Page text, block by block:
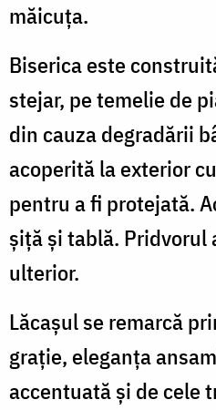
măicuţa.
Biserica este
stejar, pe temelie de
din cauza degradării
acoperită la exterior
pentru a fi protejată.
şiţă şi tablă. Pridvorul
ulterior.
Lăcaşul se remarcă
graţie, eleganţa
accentuată şi de cele